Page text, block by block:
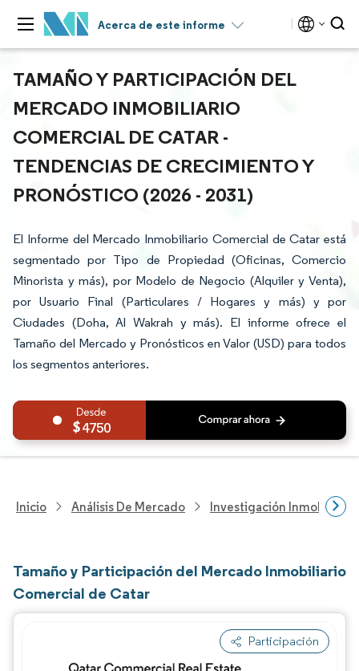
Acerca de este informe
TAMAÑO Y PARTICIPACIÓN DEL
MERCADO INMOBILIARIO
COMERCIAL DE CATAR -
TENDENCIAS DE CRECIMIENTO Y
PRONÓSTICO (2026 - 2031)
El Informe del Mercado Inmobiliario Comercial de Catar está
segmentado por Tipo de Propiedad (Oficinas, Comercio
Minorista y más), por Modelo de Negocio (Alquiler y Venta),
por Usuario Final (Particulares / Hogares y más) y por
Ciudades (Doha, Al Wakrah y más). El informe ofrece el
Tamaño del Mercado y Pronósticos en Valor (USD) para todos
los segmentos anteriores.
4750
Inicio Análisis De Mercado Investigación Inmobiliaria
Tamaño y Participación del Mercado Inmobiliario
Comercial de Catar
Participación